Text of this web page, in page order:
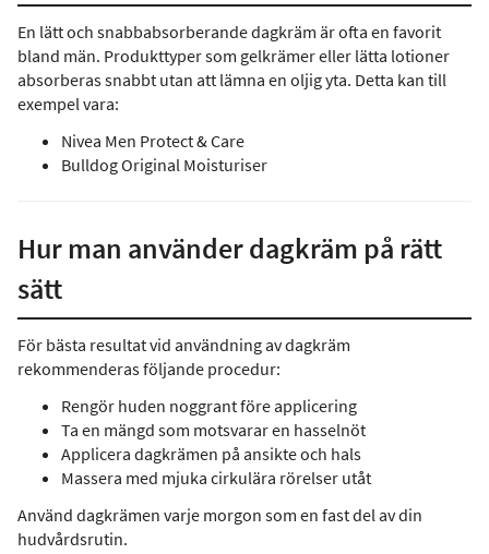
En lätt och snabbabsorberande dagkräm är ofta en favorit
bland män. Produkttyper som gelkrämer eller lätta lotioner
absorberas snabbt utan att lämna en oljig yta. Detta kan till
exempel vara:
Nivea Men Protect & Care
Bulldog Original Moisturiser
Hur man använder dagkräm på rätt
sätt
För bästa resultat vid användning av dagkräm
rekommenderas följande procedur:
Rengör huden noggrant före applicering
Ta en mängd som motsvarar en hasselnöt
Applicera dagkrämen på ansikte och hals
Massera med mjuka cirkulära rörelser utåt
Använd dagkrämen varje morgon som en fast del av din
hudvårdsrutin.